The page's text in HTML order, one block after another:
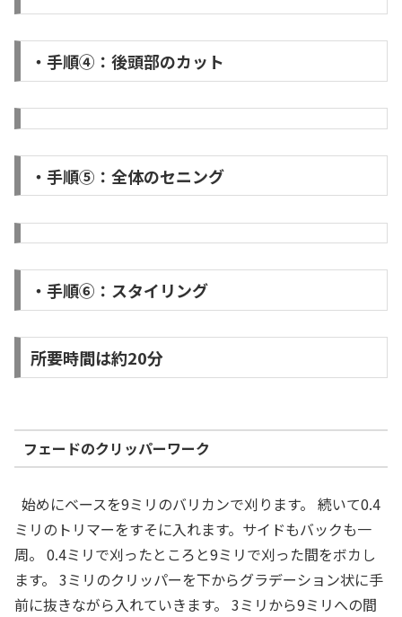
・手順④：後頭部のカット
・手順⑤：全体のセニング
・手順⑥：スタイリング
所要時間は約20分
フェードのクリッパーワーク
始めにベースを9ミリのバリカンで刈ります。 続いて0.4
ミリのトリマーをすそに入れます。サイドもバックも一
周。 0.4ミリで刈ったところと9ミリで刈った間をボカし
ます。 3ミリのクリッパーを下からグラデーション状に手
前に抜きながら入れていきます。 3ミリから9ミリへの間